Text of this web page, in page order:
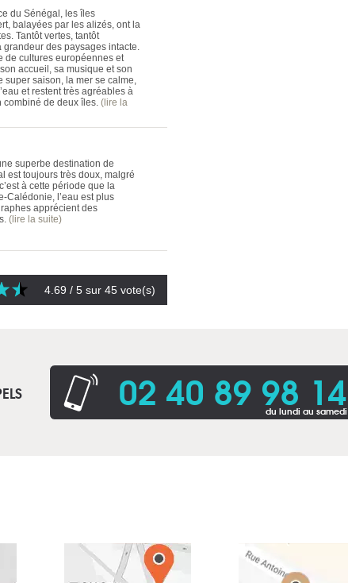
du Sénégal, les îles
balayées par les alizés, ont la
Tantôt vertes, tantôt
des paysages intacte.
de cultures européennes et
accueil, sa musique et son
super saison, la mer se calme,
et restent très agréables à
combiné de deux îles. (lire la
superbe destination de
est toujours très doux, malgré
à cette période que la
Calédonie, l’eau est plus
apprécient des
(lire la suite)
4.69 / 5 sur 45 vote(s)
02 40 89 98 14
du lundi au samedi